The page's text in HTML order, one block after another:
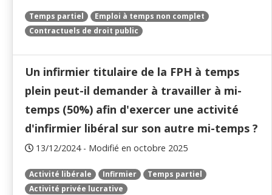
Temps partiel
Emploi à temps non complet
Contractuels de droit public
Un infirmier titulaire de la FPH à temps
plein peut-il demander à travailler à mi-
temps (50%) afin d'exercer une activité
d'infirmier libéral sur son autre mi-temps ?
13/12/2024 - Modifié en octobre 2025
Activité libérale Infirmier
Temps partiel
Activité privée lucrative